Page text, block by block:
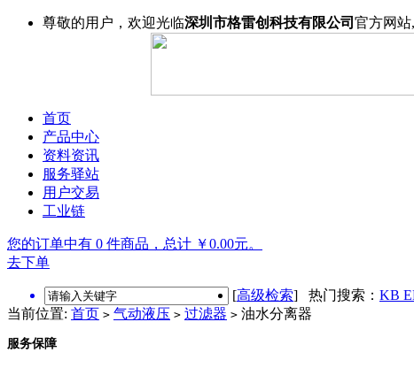
尊敬的用户，欢迎光临深圳市格雷创科技有限公司 官方网
首页
产品中心
资料资讯
服务驿站
用户交易
工业链
您的订单中有 0 件商品，总计 ￥0.00元。
去下单
[高级检索] 热门搜索： KB
当前位置: 首页 > 气动液压 > 过滤器 > 油水分离器
服务保障